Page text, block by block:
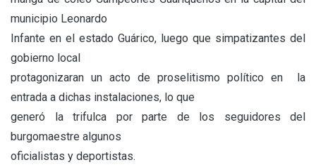
municipio Leonardo
Infante en el estado Guárico, luego que simpatizantes del
gobierno local
protagonizaran un acto de proselitismo político en la
entrada a dichas instalaciones, lo que
generó la trifulca por parte de los seguidores del
burgomaestre algunos
oficialistas y deportistas.